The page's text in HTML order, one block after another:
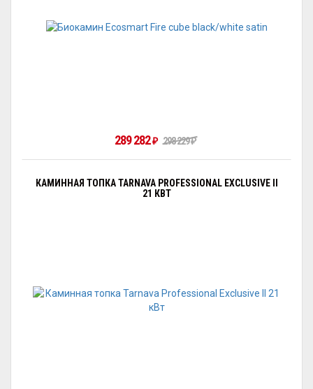
289 282 ₽ 298 229₽
КАМИННАЯ ТОПКА TARNAVA PROFESSIONAL EXCLUSIVE II
21 КВТ